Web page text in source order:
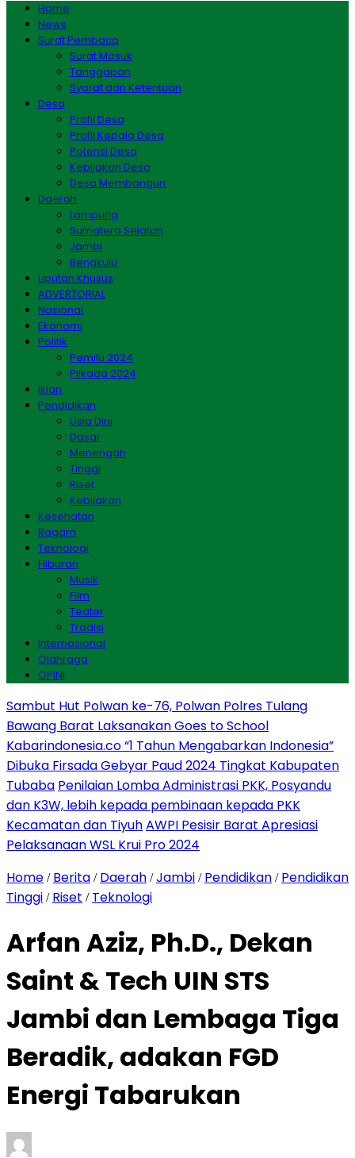
Home
News
Surat Pembaca
Surat Masuk
Tanggapan
Syarat dan Ketentuan
Desa
Profil Desa
Profil Kepala Desa
Potensi Desa
Kebijakan Desa
Desa Membangun
Daerah
Lampung
Sumatera Selatan
Jambi
Bengkulu
Liputan Khusus
ADVERTORIAL
Nasional
Ekonomi
Politik
Pemilu 2024
Pilkada 2024
Iklan
Pendidikan
Usia Dini
Dasar
Menengah
Tinggi
Riset
Kebijakan
Kesehatan
Ragam
Teknologi
Hiburan
Musik
Film
Teater
Tradisi
Internasional
Olahraga
OPINI
Sambut Hut Polwan ke-76, Polwan Polres Tulang
Bawang Barat Laksanakan Goes to School
Kabarindonesia.co “1 Tahun Mengabarkan Indonesia”
Dibuka Firsada Gebyar Paud 2024 Tingkat Kabupaten
Tubaba Penilaian Lomba Administrasi PKK, Posyandu
dan K3W, lebih kepada pembinaan kepada PKK
Kecamatan dan TiyuhAWPI Pesisir Barat Apresiasi
Pelaksanaan WSL Krui Pro 2024
Home / Berita / Daerah /Jambi / Pendidikan / Pendidikan
Tinggi / Riset / Teknologi
Arfan Aziz, Ph.D., Dekan
Saint & Tech UIN STS
Jambi dan Lembaga Tiga
Beradik, adakan FGD
Energi Tabarukan